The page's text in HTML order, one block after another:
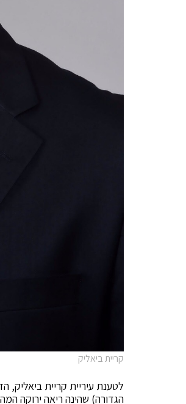
קריית ביאליק
לטענת עיריית קריית